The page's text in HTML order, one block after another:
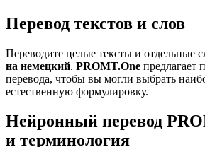
Перевод текстов и слов
Переводите целые тексты и отдельные
на немецкий. PROMT.One предлагает
перевода, чтобы вы могли выбрать
естественную формулировку.
Нейронный перевод
и терминология